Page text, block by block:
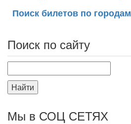
Поиск билетов по городам
Поиск по сайту
Найти
Мы в СОЦ СЕТЯХ